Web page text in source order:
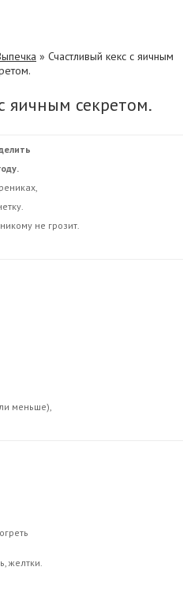
» Счастливый кекс с яичным
яичным секретом.
не грозит.
меньше),
желтки.